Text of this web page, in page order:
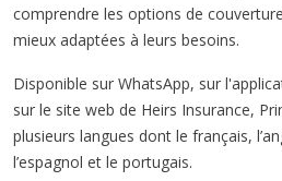
comprendre les options de
mieux adaptées à leurs besoins.
Disponible sur WhatsApp, sur
sur le site web de Heirs Insurance,
plusieurs langues dont le français,
l’espagnol et le portugais.